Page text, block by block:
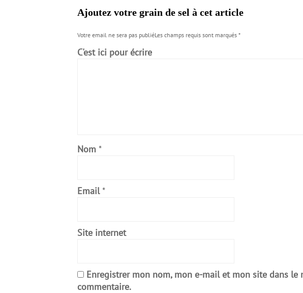
Ajoutez votre grain de sel à cet article
Votre email ne sera pas publiéLes champs requis sont marqués *
C'est ici pour écrire
Nom *
Email *
Site internet
Enregistrer mon nom, mon e-mail et mon site dans
commentaire.